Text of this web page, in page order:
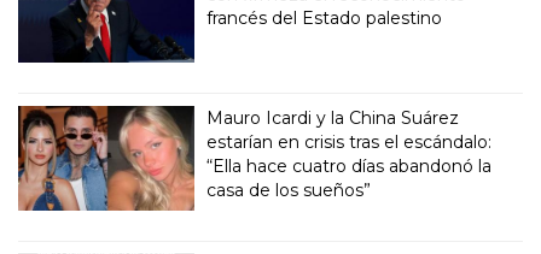
francés del Estado palestino
Mauro Icardi y la China Suárez
estarían en crisis tras el escándalo:
“Ella hace cuatro días abandonó la
casa de los sueños”